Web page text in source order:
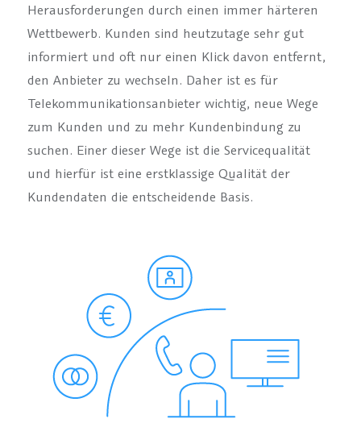
Herausforderungen durch einen immer härteren
Wettbewerb. Kunden sind heutzutage sehr gut
informiert und oft nur einen Klick davon entfernt,
den Anbieter zu wechseln. Daher ist es für
Telekommunikationsanbieter wichtig, neue Wege
zum Kunden und zu mehr Kundenbindung zu
suchen. Einer dieser Wege ist die Servicequalität
und hierfür ist eine erstklassige Qualität der
Kundendaten die entscheidende Basis.